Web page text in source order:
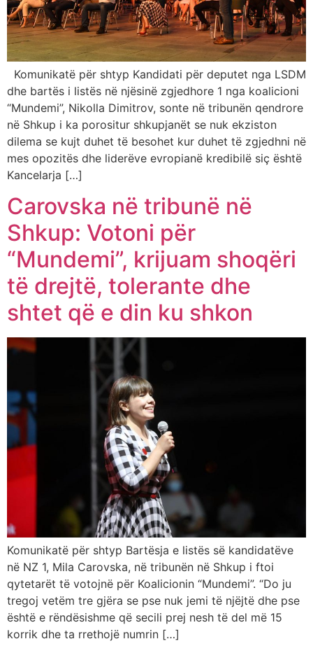
Komunikatë për shtyp Kandidati për deputet nga LSDM
dhe bartës i listës në njësinë zgjedhore 1 nga koalicioni
“Mundemi”, Nikolla Dimitrov, sonte në tribunën qendrore
në Shkup i ka porositur shkupjanët se nuk ekziston
dilema se kujt duhet të besohet kur duhet të zgjedhni në
mes opozitës dhe liderëve evropianë kredibilë siç është
Kancelarja […]
Carovska në tribunë në
Shkup: Votoni për
“Mundemi”, krijuam shoqëri
të drejtë, tolerante dhe
shtet që e din ku shkon
Komunikatë për shtyp Bartësja e listës së kandidatëve
në NZ 1, Mila Carovska, në tribunën në Shkup i ftoi
qytetarët të votojnë për Koalicionin “Mundemi”. “Do ju
tregoj vetëm tre gjëra se pse nuk jemi të njëjtë dhe pse
është e rëndësishme që secili prej nesh të del më 15
korrik dhe ta rrethojë numrin […]